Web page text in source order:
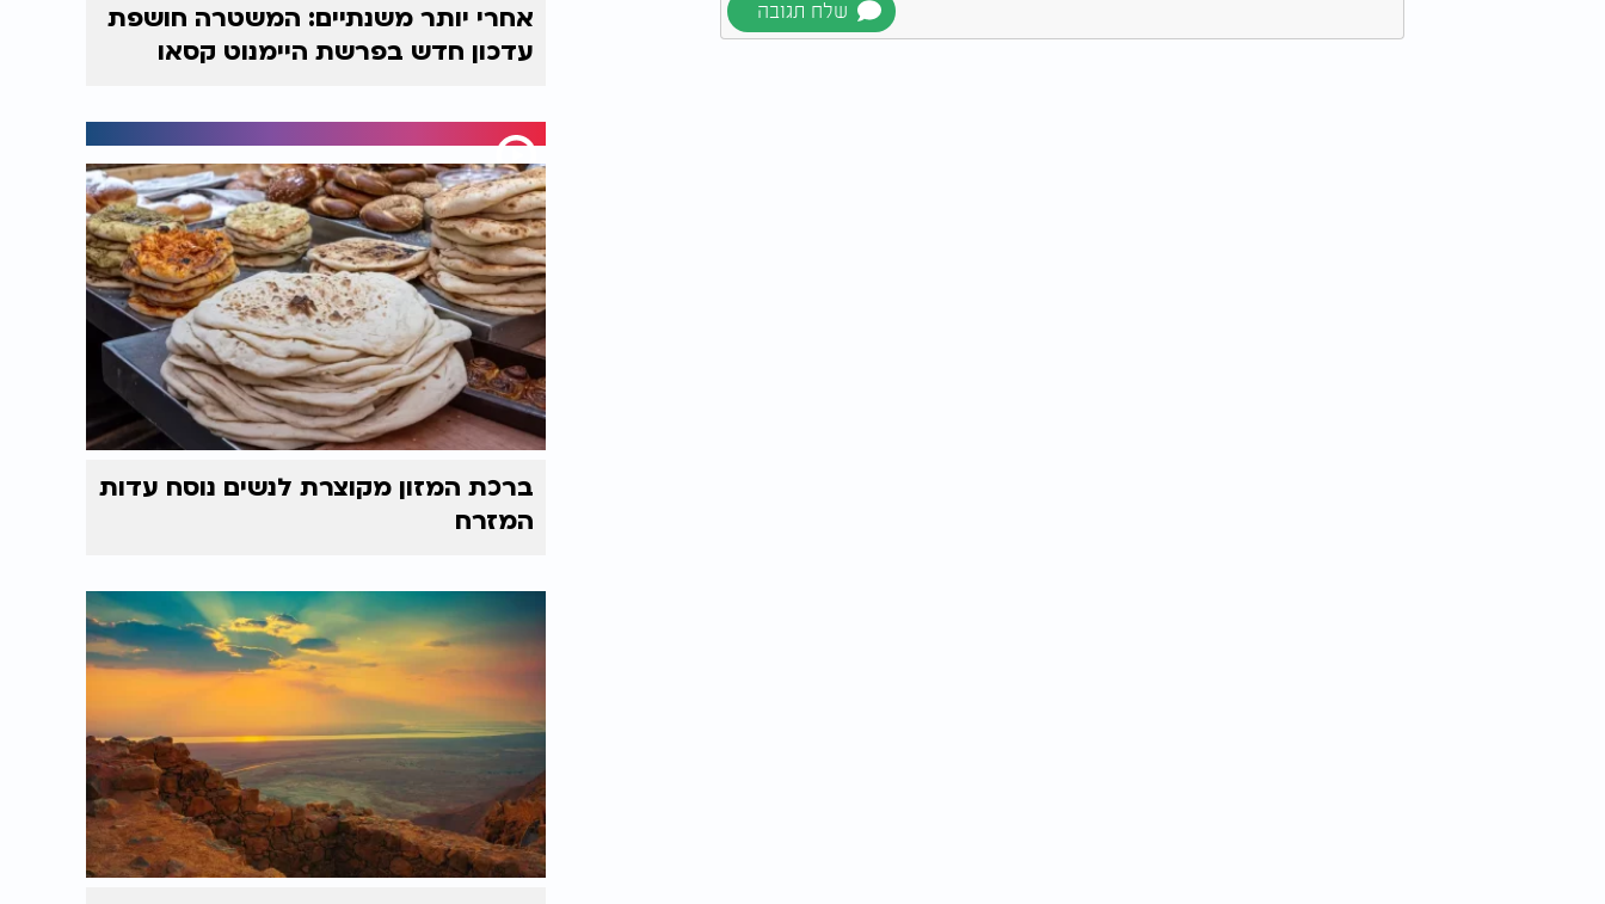
אחרי יותר משנתיים: המשטרה חושפת
עדכון חדש בפרשת היימנוט קסאו
ברכת המזון מקוצרת לנשים נוסח עדות
המזרח